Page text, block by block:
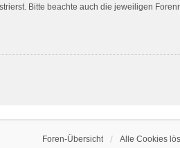
Bitte beachte auch die jeweiligen
Foren-Übersicht Alle Cookies